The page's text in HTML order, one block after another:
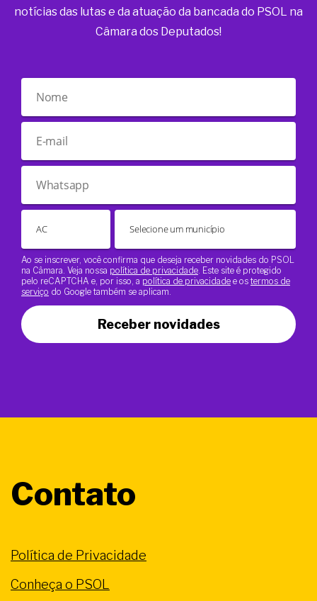
notícias das lutas e da atuação da bancada do PSOL na
Câmara dos Deputados!
Ao se inscrever, você confirma que deseja receber novidades do PSOL
na Câmara. Veja nossa política de privacidade . Este site é protegido
pelo reCAPTCHA e, por isso, a política de privacidade e os termos de
serviço do Google também se aplicam.
Receber novidades
Contato
Política de Privacidade
Conheça o PSOL